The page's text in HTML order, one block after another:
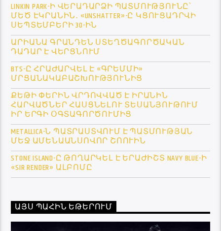
LINKIN PARK-Ի ՎԵՐԱԴԱՐՁԻ ՊԱՏՄՈՒԹՅՈՒՆԸ՝
ՄԵԾ ԷԿՐԱՆԻՆ․ «UNSHATTER»-Ը ԿՑՈՒՑԱԴՐՎԻ
ՍԵՊՏԵՄԲԵՐԻ 30-ԻՆ
ԱՐԻԱՆԱ ԳՐԱՆԴԵՆ ՍՏԵՂԾԱԳՈՐԾԱԿԱՆ
ԴԱԴԱՐ Է ՎԵՐՑՆՈՒՄ
BTS-Ը ՀՐԱԺԱՐՎԵԼ Է «ԳՐԵՄՄԻ»
ՄՐՑԱՆԱԿԱԲԱՇԽՈՒԹՅՈՒՆԻՑ
ՔԵԹԻ ՓԵՐԻՆ ՎՐԴՈՎՎԱԾ Է ԻՐԱՆԻՆ
ՀԱՐՎԱԾՆԵՐ ՀԱՍՑՆԵԼՈՒ ՏԵՍԱՆՅՈՒԹՈՒՄ
ԻՐ ԵՐԳԻ ՕԳՏԱԳՈՐԾՈՒՄԻՑ
METALLICA-Ն ՊԱՏՐԱՍՏՎՈՒՄ Է ՊԱՏՄՈՒԹՅԱՆ
ՄԵՋ ԱՄԵՆԱԱՆՍՈՎՈՐ ՇՈՈՒԻՆ
STONE ISLAND-Ը ԹՈՂԱՐԿԵԼ Է ԵՐԱԺԻՇՏ NAVY BLUE-Ի
«SIR RENDER» ԱԼԲՈՄԸ
ԱՅՍ ՊԱՀԻՆ ԵԹԵՐՈՒՄ